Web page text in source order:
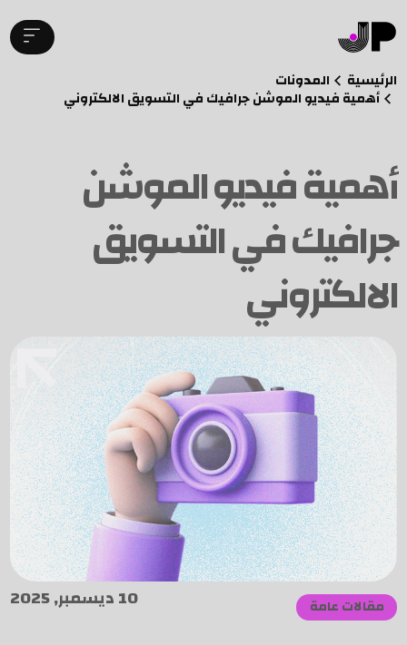
الرئيسية المدونات
أهمية فيديو الموشن جرافيك في التسويق الالكتروني
أهمية فيديو الموشن
جرافيك في التسويق
الالكتروني
مقالات عامة 10 ديسمبر, 2025